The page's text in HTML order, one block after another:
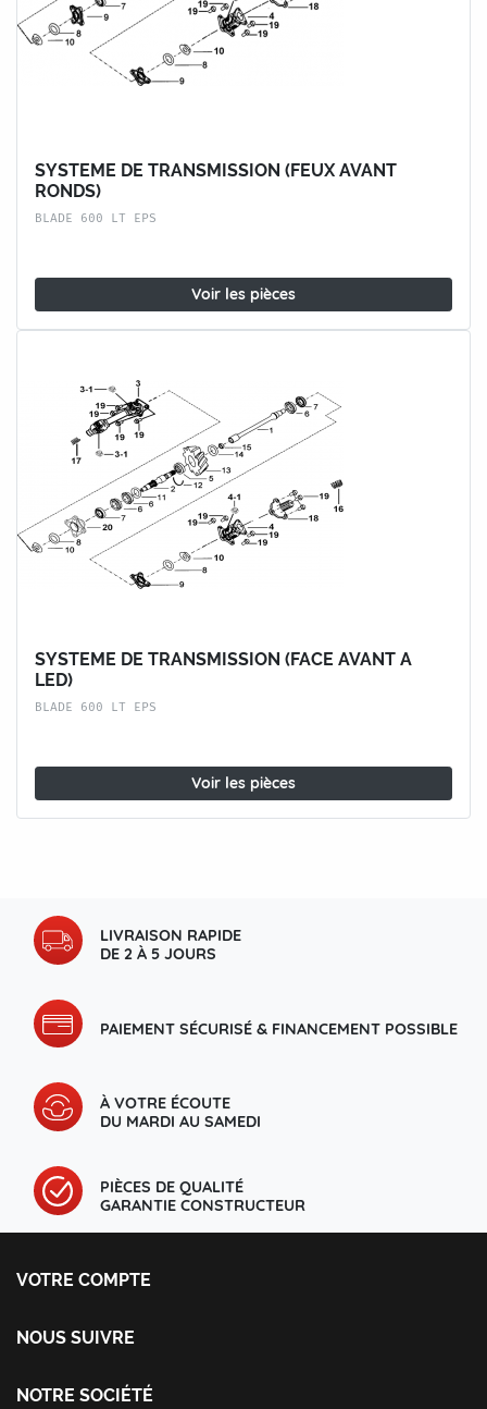
SYSTEME DE TRANSMISSION (FEUX AVANT
RONDS)
BLADE 600 LT EPS
Voir les pièces
SYSTEME DE TRANSMISSION (FACE AVANT A
LED)
BLADE 600 LT EPS
Voir les pièces
LIVRAISON RAPIDE
DE 2 À 5 JOURS
PAIEMENT SÉCURISÉ & FINANCEMENT POSSIBLE
À VOTRE ÉCOUTE
DU MARDI AU SAMEDI
PIÈCES DE QUALITÉ
GARANTIE CONSTRUCTEUR
VOTRE COMPTE
Informations personnelles
Avoirs
NOUS SUIVRE
Instagram
NOTRE SOCIÉTÉ